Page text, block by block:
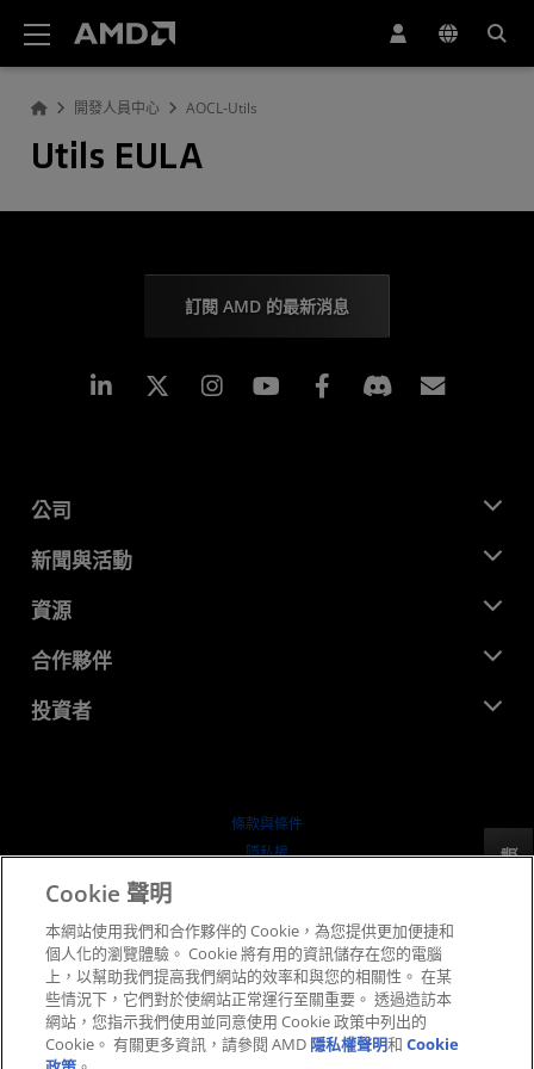
開發人員中心 AOCL-Utils
Utils EULA
訂閱 AMD 的最新消息
Linkedin Instagram Facebook
公司
關於 AMD
企業責任
招聘
聯絡我們
新聞與活動
新聞室
媒體庫
資源
開發者中心
案例研究
合作夥伴
AMD 合作夥伴中心
投資者
條款與條件
隱私權
公平公開競爭
英國稅務策略
Cookie 政策
Cookie 設定
反馈
Cookie 聲明
本網站使用我們和合作夥伴的 Cookie，為您提供更加便捷和
個人化的瀏覽體驗。 Cookie 將有用的資訊儲存在您的電腦
上，以幫助我們提高我們網站的效率和與您的相關性。 在某
些情況下，它們對於使網站正常運行至關重要。 透過造訪本
網站，您指示我們使用並同意使用 Cookie 政策中列出的
Cookie。 有關更多資訊，請參閱 AMD 隱私權聲明和Cookie